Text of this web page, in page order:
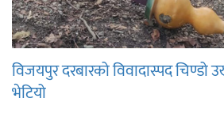
विजयपुर दरबारको विवादास्पद चिण्डो
भेटियो